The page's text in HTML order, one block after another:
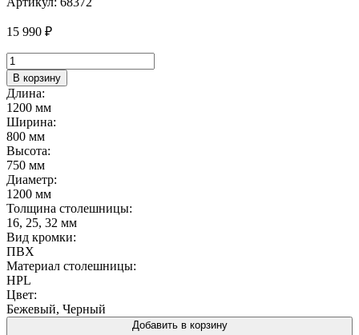
15 990 ₽
Количество
товара
Стол
разборный
1200*800
HPL
Дуб
Фавер
В корзину
Длина:
1200 мм
Ширина:
800 мм
Высота:
750 мм
Диаметр:
1200 мм
Толщина столешницы:
16, 25, 32 мм
Вид кромки:
ПВХ
Материал столешницы:
HPL
Цвет:
Бежевый, Черный
Добавить в корзину